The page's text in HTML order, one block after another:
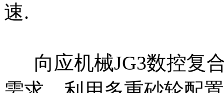
速.
向应机械JG3数控复